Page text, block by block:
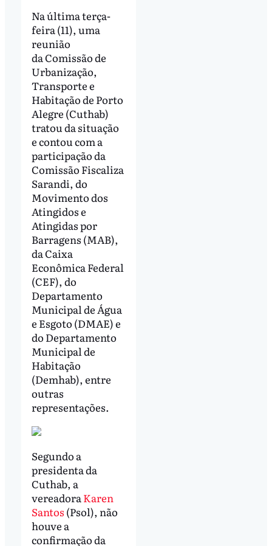
Na última terça-
feira (11), uma
reunião
da Comissão de
Urbanização,
Transporte e
Habitação de Porto
Alegre (Cuthab)
tratou da situação
e contou com a
participação da
Comissão Fiscaliza
Sarandi, do
Movimento dos
Atingidos e
Atingidas por
Barragens (MAB),
da Caixa
Econômica Federal
(CEF), do
Departamento
Municipal de Água
e Esgoto (DMAE) e
do Departamento
Municipal de
Habitação
(Demhab), entre
outras
representações.
Segundo a
presidenta da
Cuthab, a
vereadora Karen
Santos (Psol), não
houve a
confirmação da